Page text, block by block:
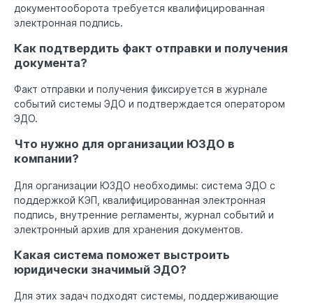
документооборота требуется квалифицированная
электронная подпись.
Как подтвердить факт отправки и получения
документа?
Факт отправки и получения фиксируется в журнале
событий системы ЭДО и подтверждается оператором
ЭДО.
Что нужно для организации ЮЗДО в
компании?
Для организации ЮЗДО необходимы: система ЭДО с
поддержкой КЭП, квалифицированная электронная
подпись, внутренние регламенты, журнал событий и
электронный архив для хранения документов.
Какая система поможет выстроить
юридически значимый ЭДО?
Для этих задач подходят системы, поддерживающие